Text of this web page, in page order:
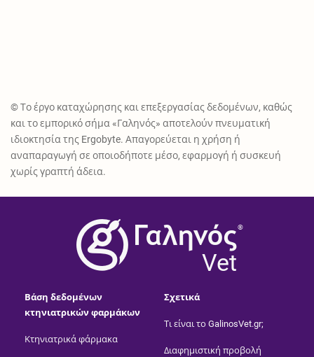
© Το έργο καταχώρησης και επεξεργασίας δεδομένων, καθώς
και το εμπορικό σήμα «Γαληνός» αποτελούν πνευματική
ιδιοκτησία της Ergobyte. Απαγορεύεται η χρήση ή
αναπαραγωγή σε οποιοδήποτε μέσο, εφαρμογή ή συσκευή
χωρίς γραπτή άδεια.
®
Vet
Βάση δεδομένων
κτηνιατρικών φαρμάκων
Κτηνιατρικά φάρμακα
Σχετικά
Τι είναι το GalinosVet.gr;
Διαφημιστική προβολή